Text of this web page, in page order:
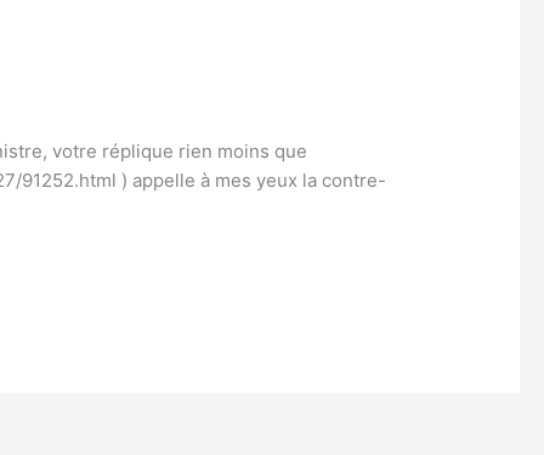
votre réplique rien moins que
91252.html ) appelle à mes yeux la contre-